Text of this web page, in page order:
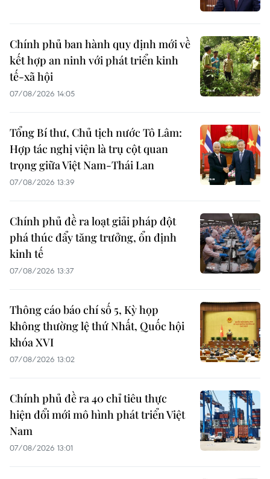
Chính phủ ban hành quy định mới về
kết hợp an ninh với phát triển kinh
tế-xã hội
07/08/2026 14:05
Tổng Bí thư, Chủ tịch nước Tô Lâm:
Hợp tác nghị viện là trụ cột quan
trọng giữa Việt Nam-Thái Lan
07/08/2026 13:39
Chính phủ đề ra loạt giải pháp đột
phá thúc đẩy tăng trưởng, ổn định
kinh tế
07/08/2026 13:37
Thông cáo báo chí số 5, Kỳ họp
không thường lệ thứ Nhất, Quốc hội
khóa XVI
07/08/2026 13:02
Chính phủ đề ra 40 chỉ tiêu thực
hiện đổi mới mô hình phát triển Việt
Nam
07/08/2026 13:01